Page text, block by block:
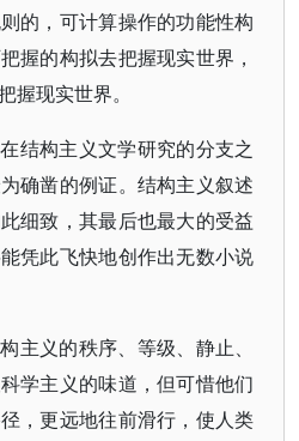
的，可计算操作的功能性构
握的构拟去把握现实世界，
握现实世界。
结构主义文学研究的分支之
确凿的例证。结构主义叙述
细致，其最后也最大的受益
凭此飞快地创作出无数小说
主义的秩序、等级、静止、
学主义的味道，但可惜他们
，更远地往前滑行，使人类